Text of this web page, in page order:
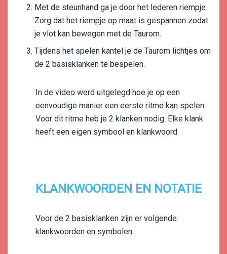
Met de steunhand ga je door het lederen riempje.
Zorg dat het riempje op maat is gespannen zodat
je vlot kan bewegen met de Taurom.
Tijdens het spelen kantel je de Taurom lichtjes om
de 2 basisklanken te bespelen.
In de video werd uitgelegd hoe je op een
eenvoudige manier een eerste ritme kan spelen.
Voor dit ritme heb je 2 klanken nodig. Elke klank
heeft een eigen symbool en klankwoord.
KLANKWOORDEN EN NOTATIE
Voor de 2 basisklanken zijn er volgende
klankwoorden en symbolen: